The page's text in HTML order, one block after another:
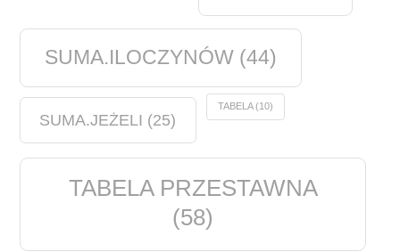
SUMA.ILOCZYNÓW (44)
SUMA.JEŻELI (25)
TABELA(10)
TABELA PRZESTAWNA
(58)